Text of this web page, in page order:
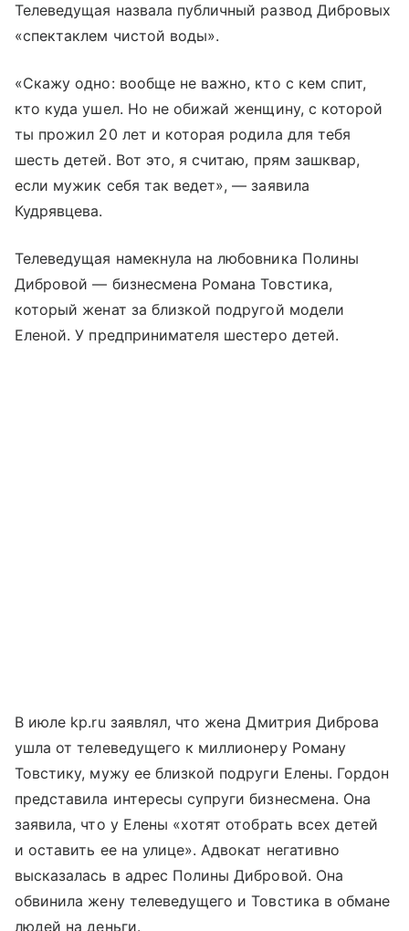
Телеведущая назвала публичный развод Дибровых
«спектаклем чистой воды».
«Скажу одно: вообще не важно, кто с кем спит,
кто куда ушел. Но не обижай женщину, с которой
ты прожил 20 лет и которая родила для тебя
шесть детей. Вот это, я считаю, прям зашквар,
если мужик себя так ведет», — заявила
Кудрявцева.
Телеведущая намекнула на любовника Полины
Дибровой — бизнесмена Романа Товстика,
который женат за близкой подругой модели
Еленой. У предпринимателя шестеро детей.
В июле kp.ru заявлял, что жена Дмитрия Диброва
ушла от телеведущего к миллионеру Роману
Товстику, мужу ее близкой подруги Елены. Гордон
представила интересы супруги бизнесмена. Она
заявила, что у Елены «хотят отобрать всех детей
и оставить ее на улице». Адвокат негативно
высказалась в адрес Полины Дибровой. Она
обвинила жену телеведущего и Товстика в обмане
людей на деньги.